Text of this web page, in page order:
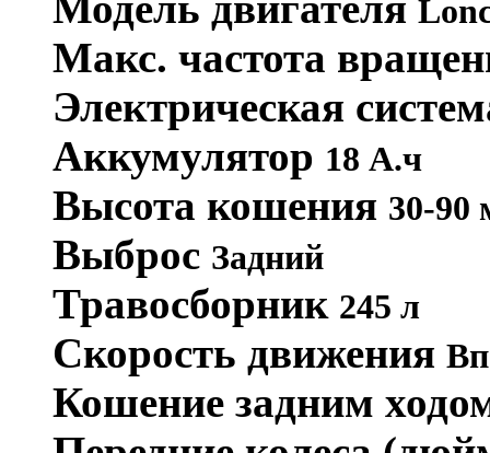
Макс. частота
Электрическая
Аккумулятор 18 А.ч
Высота кошения 30-90
Выброс Задний
Травосборник 245 л
Скорость движения
Кошение задним